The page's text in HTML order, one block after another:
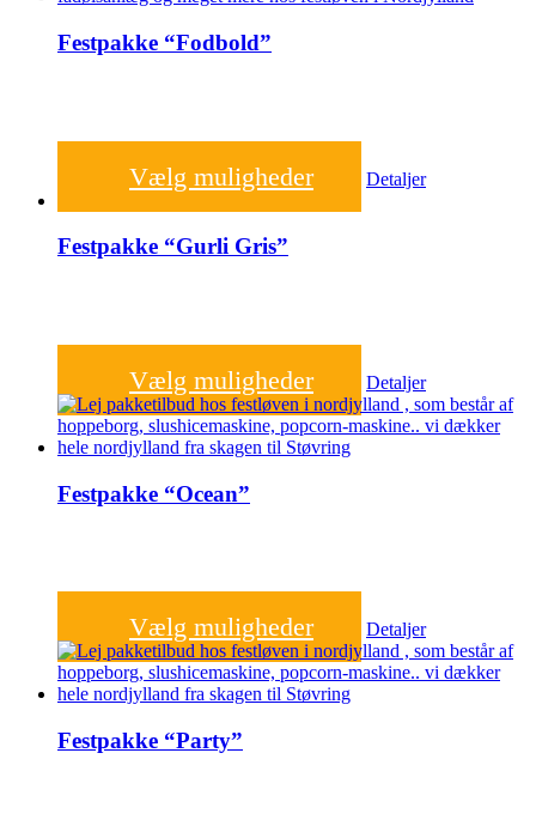
Festpakke “Fodbold”
Vælg muligheder Detaljer
Festpakke “Gurli Gris”
Vælg muligheder Detaljer
Festpakke “Ocean”
Vælg muligheder Detaljer
Festpakke “Party”